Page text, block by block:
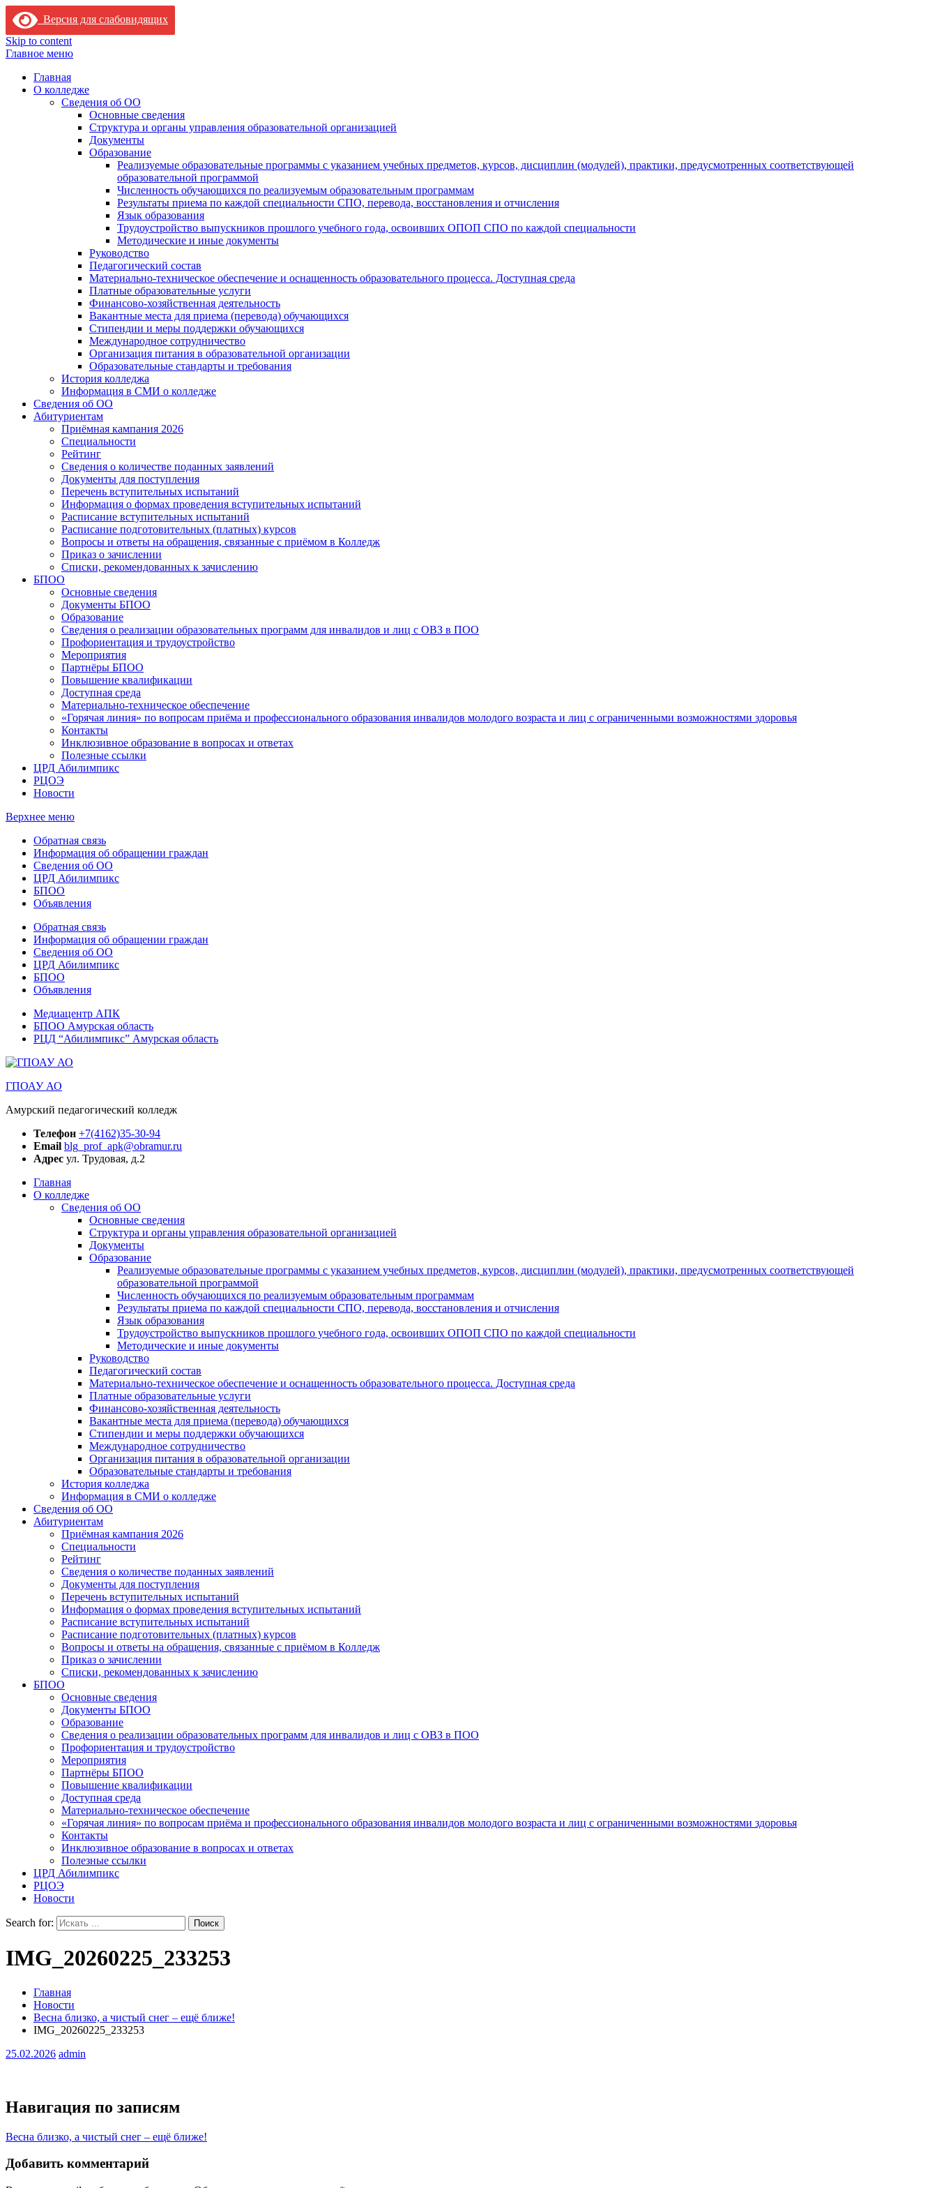
Версия для слабовидящих
Skip to content
Главное меню
Главная
О колледже
Сведения об ОО
Основные сведения
Структура и органы управления образовательной организацией
Документы
Образование
Реализуемые образовательные программы с указанием учебных предметов, курсов, дисциплин (модулей), практики, предусмотренных соответствующей
образовательной программой
Численность обучающихся по реализуемым образовательным программам
Результаты приема по каждой специальности СПО, перевода, восстановления и отчисления
Язык образования
Трудоустройство выпускников прошлого учебного года, освоивших ОПОП СПО по каждой специальности
Методические и иные документы
Руководство
Педагогический состав
Материально-техническое обеспечение и оснащенность образовательного процесса. Доступная среда
Платные образовательные услуги
Финансово-хозяйственная деятельность
Вакантные места для приема (перевода) обучающихся
Стипендии и меры поддержки обучающихся
Международное сотрудничество
Организация питания в образовательной организации
Образовательные стандарты и требования
История колледжа
Информация в СМИ о колледже
Сведения об ОО
Абитуриентам
Приёмная кампания 2026
Специальности
Рейтинг
Сведения о количестве поданных заявлений
Документы для поступления
Перечень вступительных испытаний
Информация о формах проведения вступительных испытаний
Расписание вступительных испытаний
Расписание подготовительных (платных) курсов
Вопросы и ответы на обращения, связанные с приёмом в Колледж
Приказ о зачислении
Списки, рекомендованных к зачислению
БПОО
Основные сведения
Документы БПОО
Образование
Сведения о реализации образовательных программ для инвалидов и лиц с ОВЗ в ПОО
Профориентация и трудоустройство
Мероприятия
Партнёры БПОО
Повышение квалификации
Доступная среда
Материально-техническое обеспечение
«Горячая линия» по вопросам приёма и профессионального образования инвалидов молодого возраста и лиц с ограниченными возможностями здоровья
Контакты
Инклюзивное образование в вопросах и ответах
Полезные ссылки
ЦРД Абилимпикс
РЦОЭ
Новости
Верхнее меню
Обратная связь
Информация об обращении граждан
Сведения об ОО
ЦРД Абилимпикс
БПОО
Объявления
Обратная связь
Информация об обращении граждан
Сведения об ОО
ЦРД Абилимпикс
БПОО
Объявления
Медиацентр АПК
БПОО Амурская область
РЦД “Абилимпикс” Амурская область
ГПОАУ АО
Амурский педагогический колледж
Телефон +7(4162)35-30-94
Email blg_prof_apk@obramur.ru
Адрес ул. Трудовая, д.2
Главная
О колледже
Сведения об ОО
Основные сведения
Структура и органы управления образовательной организацией
Документы
Образование
Реализуемые образовательные программы с указанием учебных предметов, курсов, дисциплин (модулей), практики, предусмотренных соответствующей
образовательной программой
Численность обучающихся по реализуемым образовательным программам
Результаты приема по каждой специальности СПО, перевода, восстановления и отчисления
Язык образования
Трудоустройство выпускников прошлого учебного года, освоивших ОПОП СПО по каждой специальности
Методические и иные документы
Руководство
Педагогический состав
Материально-техническое обеспечение и оснащенность образовательного процесса. Доступная среда
Платные образовательные услуги
Финансово-хозяйственная деятельность
Вакантные места для приема (перевода) обучающихся
Стипендии и меры поддержки обучающихся
Международное сотрудничество
Организация питания в образовательной организации
Образовательные стандарты и требования
История колледжа
Информация в СМИ о колледже
Сведения об ОО
Абитуриентам
Приёмная кампания 2026
Специальности
Рейтинг
Сведения о количестве поданных заявлений
Документы для поступления
Перечень вступительных испытаний
Информация о формах проведения вступительных испытаний
Расписание вступительных испытаний
Расписание подготовительных (платных) курсов
Вопросы и ответы на обращения, связанные с приёмом в Колледж
Приказ о зачислении
Списки, рекомендованных к зачислению
БПОО
Основные сведения
Документы БПОО
Образование
Сведения о реализации образовательных программ для инвалидов и лиц с ОВЗ в ПОО
Профориентация и трудоустройство
Мероприятия
Партнёры БПОО
Повышение квалификации
Доступная среда
Материально-техническое обеспечение
«Горячая линия» по вопросам приёма и профессионального образования инвалидов молодого возраста и лиц с ограниченными возможностями здоровья
Контакты
Инклюзивное образование в вопросах и ответах
Полезные ссылки
ЦРД Абилимпикс
РЦОЭ
Новости
Search for:
IMG_20260225_233253
Главная
Новости
Весна близко, а чистый снег – ещё ближе!
IMG_20260225_233253
25.02.2026 admin
Навигация по записям
Весна близко, а чистый снег – ещё ближе!
Добавить комментарий